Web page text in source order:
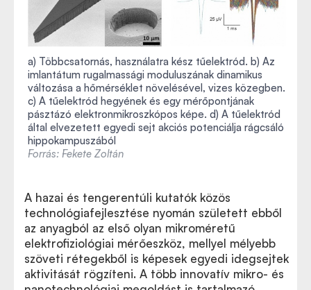
a) Többcsatornás, használatra kész tűelektród. b) Az
imlantátum rugalmassági moduluszának dinamikus
változása a hőmérséklet növelésével, vizes közegben.
c) A tűelektród hegyének és egy mérőpontjának
pásztázó elektronmikroszkópos képe. d) A tűelektród
által elvezetett egyedi sejt akciós potenciálja rágcsáló
hippokampuszából
Forrás: Fekete Zoltán
A hazai és tengerentúli kutatók közös
technológiafejlesztése nyomán született ebből
az anyagból az első olyan mikroméretű
elektrofiziológiai mérőeszköz, mellyel mélyebb
szöveti rétegekből is képesek egyedi idegsejtek
aktivitását rögzíteni. A több innovatív mikro- és